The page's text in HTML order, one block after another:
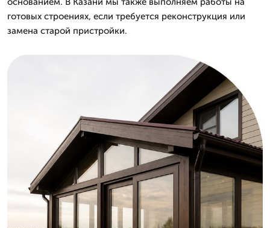
готовых строениях, если требуется реконструкция или
замена старой пристройки.